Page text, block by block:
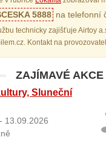
5888 na telefonní
technicky zajišťuje Airtoy
Kontakt na
ZAJÍMAVÉ
Sluneční
13.09.2026